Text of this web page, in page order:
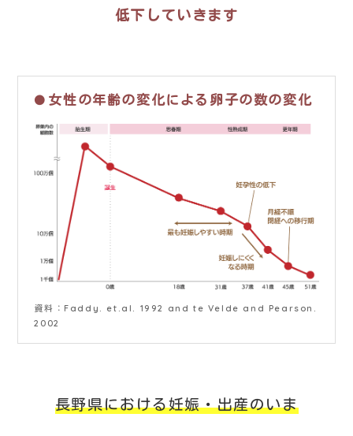
低下していきます
女性の年齢の変化による卵子の数の変化
資料：Faddy. et.al. 1992 and te Velde and Pearson.
2002
長野県における妊娠・出産のいま